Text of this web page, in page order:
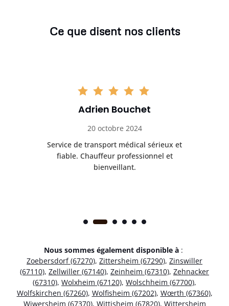
Ce que disent nos clients
Adrien Bouchet
20 octobre 2024
Service de transport médical sérieux et
fiable. Chauffeur professionnel et
bienveillant.
Nous sommes également disponible à :
Zoebersdorf (67270), Zittersheim (67290), Zinswiller
(67110), Zellwiller (67140), Zeinheim (67310), Zehnacker
(67310), Wolxheim (67120), Wolschheim (67700),
Wolfskirchen (67260), Wolfisheim (67202), Wœrth (67360),
Wiwersheim (67370), Wittisheim (67820), Wittersheim